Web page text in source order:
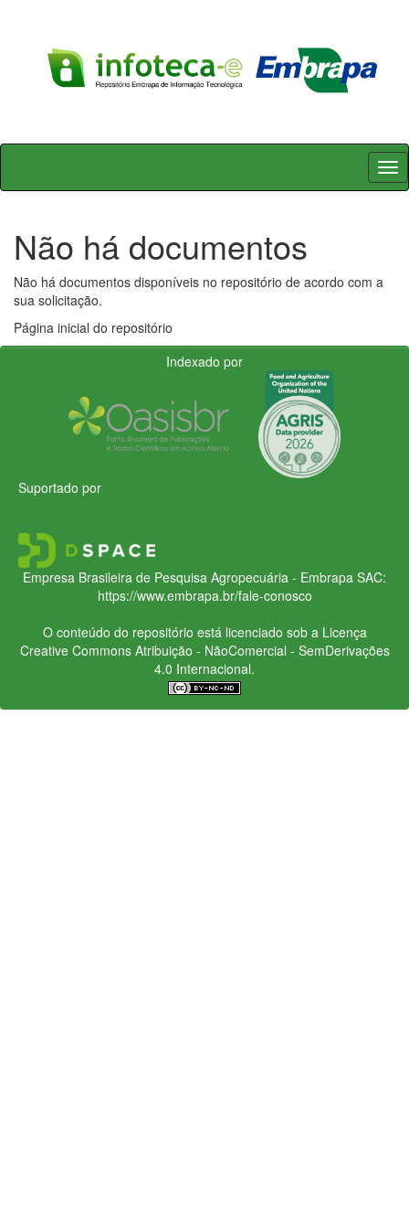
Skip
Não há documentos
Não há documentos disponíveis no repositório de acordo com a
sua solicitação.
Página inicial do repositório
Indexado por
Suportado por
Empresa Brasileira de Pesquisa Agropecuária - Embrapa SAC:
https://www.embrapa.br/fale-conosco
O conteúdo do repositório está licenciado sob a Licença
Creative CommonsAtribuição - NãoComercial - SemDerivações
4.0 Internacional.